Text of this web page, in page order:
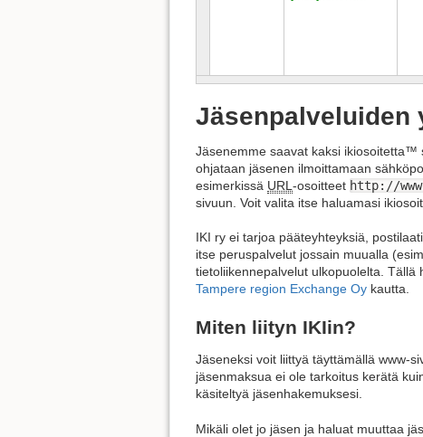
Jäsenpalveluiden
Jäsenemme saavat kaksi ikiosoitetta™
ohjataan jäsenen ilmoittamaan
esimerkissä URL -osoitteet http://
sivuun. Voit valita itse haluamasi
IKI ry ei tarjoa pääteyhteyksiä,
itse peruspalvelut jossain muualla
tietoliikennepalvelut ulkopuolelta.
Tampere region Exchange Oy kautta.
Miten liityn IKIin?
Jäseneksi voit liittyä täyttämällä www-
jäsenmaksua ei ole tarkoitus kerätä
käsiteltyä jäsenhakemuksesi.
Mikäli olet jo jäsen ja haluat muuttaa